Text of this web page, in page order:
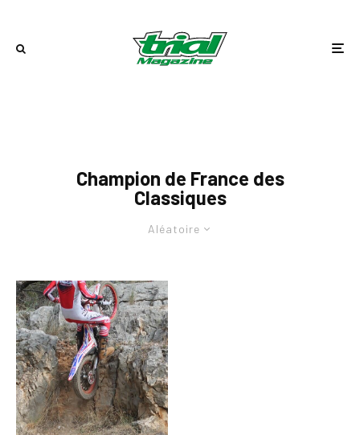
Champion de France des
Classiques
Aléatoire